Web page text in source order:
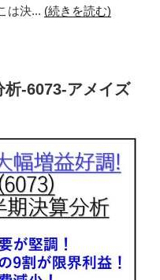
は決... (続きを読む)
-6073-アメイズ